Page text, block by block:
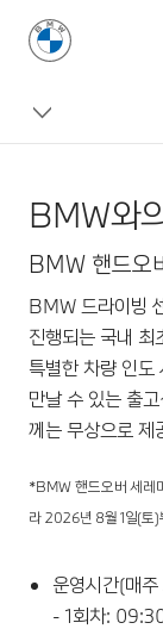
BMW와
BMW 핸드오
BMW 드라이빙
진행되는 국내
특별한 차량 인도
만날 수 있는 출
께는 무상으로 제
*BMW 핸드오버 세레
라 2026년 8월 1일(토)
운영시간(매
- 1회차: